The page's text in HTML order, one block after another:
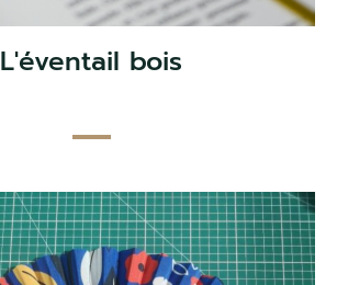
L'éventail bois